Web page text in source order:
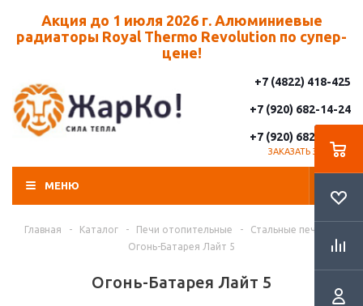
Акция до 1 июля 2026 г. Алюминиевые
радиаторы Royal Thermo Revolution по супер-
цене!
+7 (4822) 418-425
+7 (920) 682-14-24
+7 (920) 682-14-25
ЗАКАЗАТЬ ЗВОНОК
МЕНЮ
Главная - Каталог - Печи отопительные - Стальные печи
Огонь-Батарея Лайт 5
Огонь-Батарея Лайт 5